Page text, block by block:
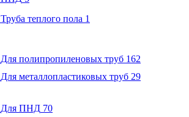
Труба теплого пола 1
Для полипропиленовых труб 162
Для металлопластиковых труб 29
Для ПНД 70